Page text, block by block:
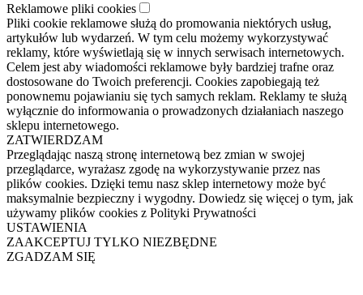
Reklamowe pliki cookies
Pliki cookie reklamowe służą do promowania niektórych usług,
artykułów lub wydarzeń. W tym celu możemy wykorzystywać
reklamy, które wyświetlają się w innych serwisach internetowych.
Celem jest aby wiadomości reklamowe były bardziej trafne oraz
dostosowane do Twoich preferencji. Cookies zapobiegają też
ponownemu pojawianiu się tych samych reklam. Reklamy te służą
wyłącznie do informowania o prowadzonych działaniach naszego
sklepu internetowego.
ZATWIERDZAM
Przeglądając naszą stronę internetową bez zmian w swojej
przeglądarce, wyrażasz zgodę na wykorzystywanie przez nas
plików cookies. Dzięki temu nasz sklep internetowy może być
maksymalnie bezpieczny i wygodny. Dowiedz się więcej o tym, jak
używamy plików cookies z Polityki Prywatności
USTAWIENIA
ZAAKCEPTUJ TYLKO NIEZBĘDNE
ZGADZAM SIĘ